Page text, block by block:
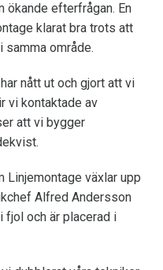
ökande efterfrågan. En
klarat bra trots att
samma område.
nått ut och gjort att vi
vi kontaktade av
att vi bygger
Linjemontage växlar upp
Alfred Andersson
och är placerad i